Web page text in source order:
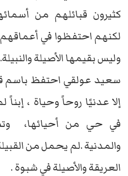
كثيرون قبائلهم من
لكنهم احتفظوا في أعماقهم
وليس بقيمها الأصيلة والنبيلة.
سعيد عولقي احتفظ باسم
إلا عدنيًا روحاً وحياة ،
في حي من أحيائها،
والمدنية .لم يحمل من
العريقة والأصيلة في شبوة .